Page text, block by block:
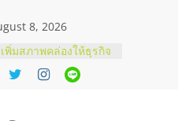
8, 2026
พิ่มสภาพคล่องให้ธุรกิจ
ฉลุย
อกาสบริหารสถานี